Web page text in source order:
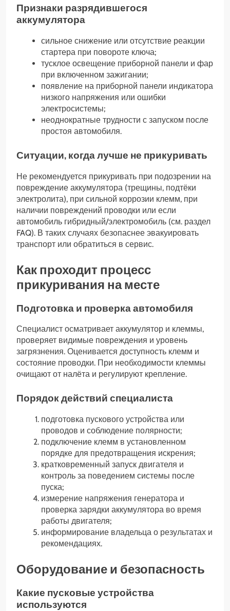
Признаки разрядившегося
аккумулятора
сильное снижение или отсутствие реакции
стартера при повороте ключа;
тусклое освещение приборной панели и фар
при включенном зажигании;
появление на приборной панели индикатора
низкого напряжения или ошибки
электросистемы;
неоднократные трудности с запуском после
простоя автомобиля.
Ситуации, когда лучше не прикуривать
Не рекомендуется прикуривать при подозрении на
повреждение аккумулятора (трещины, подтёки
электролита), при сильной коррозии клемм, при
наличии повреждений проводки или если
автомобиль гибридный/электромобиль (см. раздел
FAQ). В таких случаях безопаснее эвакуировать
транспорт или обратиться в сервис.
Как проходит процесс
прикуривания на месте
Подготовка и проверка автомобиля
Специалист осматривает аккумулятор и клеммы,
проверяет видимые повреждения и уровень
загрязнения. Оценивается доступность клемм и
состояние проводки. При необходимости клеммы
очищают от налёта и регулируют крепление.
Порядок действий специалиста
подготовка пускового устройства или
проводов и соблюдение полярности;
подключение клемм в установленном
порядке для предотвращения искрения;
кратковременный запуск двигателя и
контроль за поведением системы после
пуска;
измерение напряжения генератора и
проверка зарядки аккумулятора во время
работы двигателя;
информирование владельца о результатах и
рекомендациях.
Оборудование и безопасность
Какие пусковые устройства
используются